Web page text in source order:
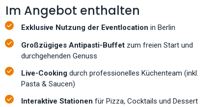
Im Angebot enthalten
Exklusive Nutzung der Eventlocation in Berlin
Großzügiges Antipasti-Buffet zum freien Start und
durchgehenden Genuss
Live-Cooking durch professionelles Küchenteam (inkl.
Pasta & Saucen)
Interaktive Stationen für Pizza, Cocktails und Dessert